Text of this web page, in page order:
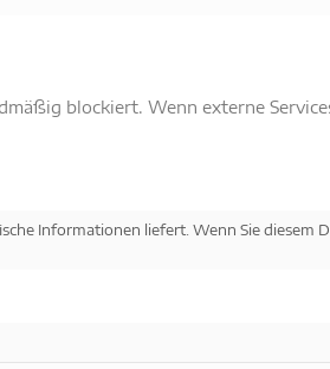
blockiert. Wenn externe
Informationen liefert. Wenn Sie diesem